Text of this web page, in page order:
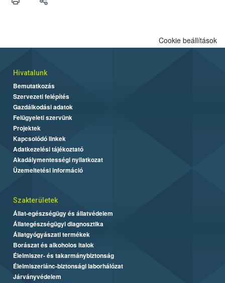
Cookie beállítások
Hivatalunk
Bemutatkozás
Szervezeti felépítés
Gazdálkodási adatok
Felügyeleti szervünk
Projektek
Kapcsolódó linkek
Adatkezelési tájékoztató
Akadálymentességi nyilatkozat
Üzemeltetési információ
Szakterületek
Állat-egészségügy és állatvédelem
Állategészségügyi diagnosztika
Állatgyógyászati termékek
Borászat és alkoholos italok
Élelmiszer- és takarmánybiztonság
Élelmiszerlánc-biztonsági laborhálózat
Járványvédelem